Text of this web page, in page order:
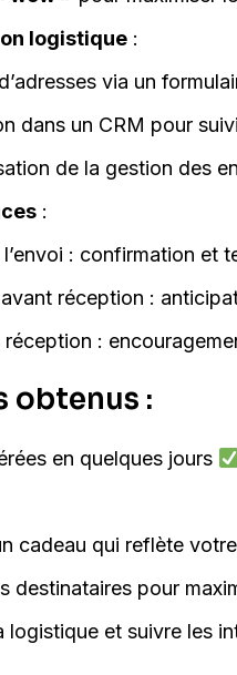
logistique :
via un
dans un CRM pour suivi
de la gestion des
:
: confirmation et
réception :
réception :
obtenus :
en quelques jours
cadeau qui reflète
destinataires pour
logistique et suivre les